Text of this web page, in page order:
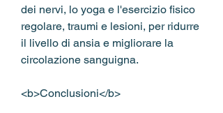
dei nervi, lo yoga e l'esercizio fisico
regolare, traumi e lesioni, per ridurre
il livello di ansia e migliorare la
circolazione sanguigna.
<b>Conclusioni</b>